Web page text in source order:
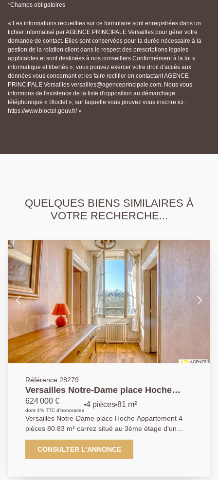
*Champs obligatoires
« Les informations recueillies sur ce formulaire sont enregistrées dans un
fichier informatisé par AGENCE PRINCIPALE Versailles pour gérer votre
demande de contact. Elles sont conservées pour la durée nécessaire à la
gestion de la relation client dans le respect des prescriptions légales
applicables et sont destinées à nos conseillers Conformément à la loi «
informatique et libertés », vous pouvez exercer votre droit d'accès aux
données vous concernant et les faire rectifier en contactant AGENCE
PRINCIPALE Versailles versailles@agenceprincipale.com. Nous vous
informons de l'existence de la liste d'opposition au démarchage
téléphonique « Bloctel », sur laquelle vous pouvez vous inscrire ici :
https://www.bloctel.gouv.fr/ »
QUELQUES BIENS SIMILAIRES À
VOTRE RECHERCHE...
Référence 28279
Versailles Notre-Dame place Hoche
Appartement 4 pièces 80.83 m² carrez
situé au 3ème étage d'un immeuble
18ème.
624 000 €
dont 4% TTC d'honoraires
4 pièces 81 m²
Versailles Notre-Dame place Hoche Appartement 4
pièces 80.83 m² carrez situé au 3ème étage d'un
immeuble 18ème. - Emplacement exceptionnel pour
sa vue sur l'une des plus belles places de Versailles,
sa proximité immédiate avec le parc du château, les
CONSULTER L'ANNONCE